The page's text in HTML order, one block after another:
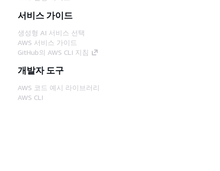
서비스 가이드
생성형 AI 서비스 선택
AWS 서비스 가이드
GitHub의 AWS CLI 지침
개발자 도구
AWS 코드 예시 라이브러리
AWS CLI